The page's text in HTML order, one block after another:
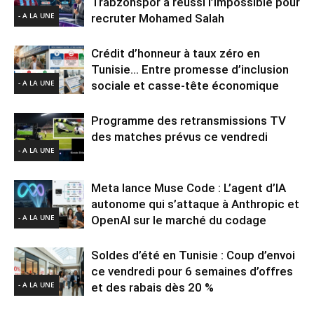
- A LA UNE
recruter Mohamed Salah
- A LA UNE
Crédit d’honneur à taux zéro en
Tunisie… Entre promesse d’inclusion
sociale et casse-tête économique
- A LA UNE
Programme des retransmissions TV
des matches prévus ce vendredi
- A LA UNE
Meta lance Muse Code : L’agent d’IA
autonome qui s’attaque à Anthropic et
OpenAI sur le marché du codage
- A LA UNE
Soldes d’été en Tunisie : Coup d’envoi
ce vendredi pour 6 semaines d’offres
et des rabais dès 20 %